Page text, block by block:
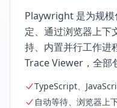
Playwright 是为规模
定、通过浏览器上下
持、内置并行工作进
Trace Viewer，全部
TypeScript、
自动等待、浏览器上